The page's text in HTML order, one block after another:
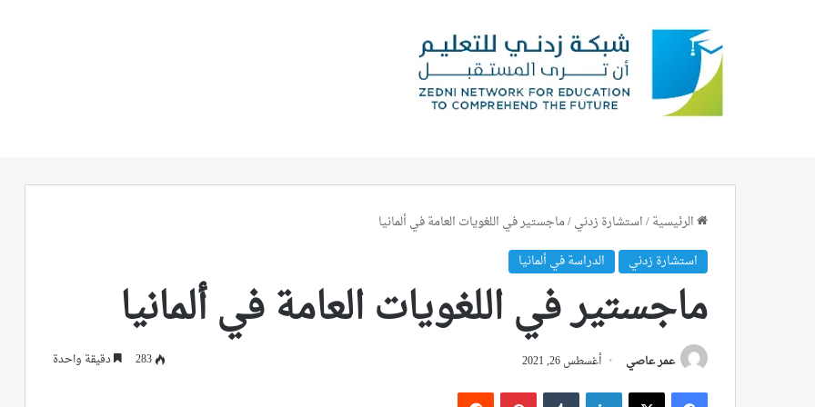
الرئيسية/استشارة زدني/ماجستير في اللغويات العامة في ألمانيا
استشارة زدني
الدراسة في ألمانيا
ماجستير في اللغويات العامة في ألمانيا
عمر عاصي أغسطس 26, 2021 283 دقيقة واحدة
فيسبوك ‫X لينكدإن بينتيريست